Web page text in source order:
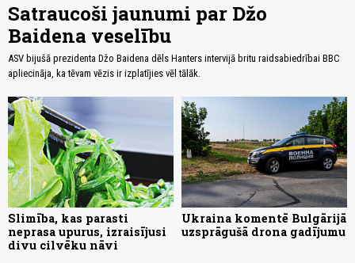
Satraucoši jaunumi par Džo
Baidena veselību
ASV bijušā prezidenta Džo Baidena dēls Hanters intervijā britu raidsabiedrībai BBC
apliecināja, ka tēvam vēzis ir izplatījies vēl tālāk.
Slimība, kas parasti
neprasa upurus, izraisījusi
divu cilvēku nāvi
Ukraina komentē Bulgārijā
uzsprāgušā drona gadījumu